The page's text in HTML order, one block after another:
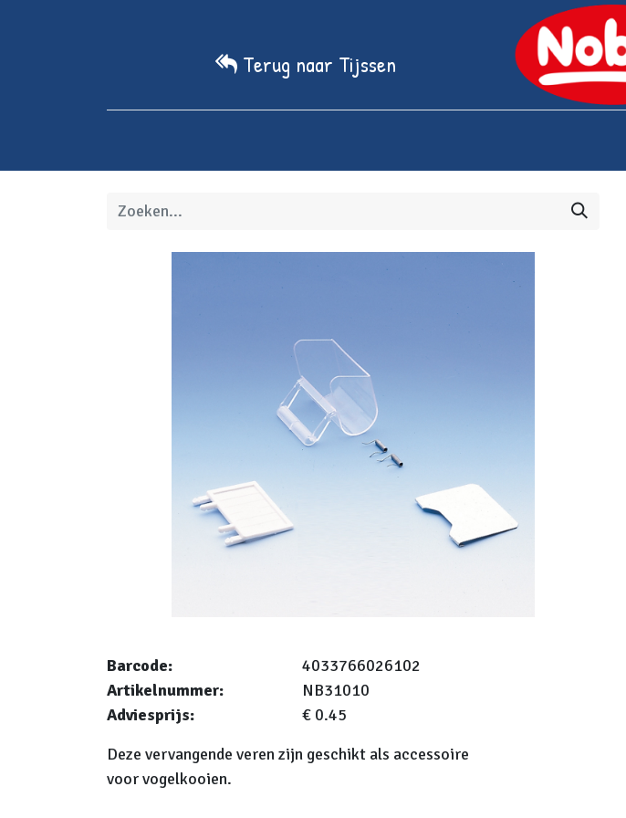
Terug naar Tijssen
Barcode:
4033766026102
Artikelnummer:
NB31010
Adviesprijs:
€ 0.45
Deze vervangende veren zijn geschikt als accessoire
voor vogelkooien.